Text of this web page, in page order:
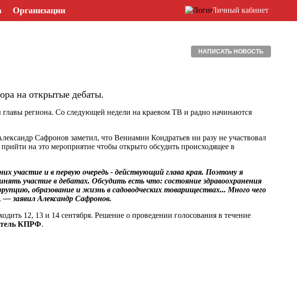
Организации Личный кабинет
НАПИСАТЬ НОВОСТЬ
на открытые дебаты.
главы региона. Со следующей недели на краевом ТВ и радио начинаются
Сафронов заметил, что Вениамин Кондратьев ни разу не участвовал
на это мероприятие чтобы открыто обсудить происходящее в
участие и в первую очередь - действующий глава края. Поэтому я
участие в дебатах. Обсудить есть что: состояние здравоохранения
образование и жизнь в садоводческих товариществах... Много чего
— заявил Александр Сафронов.
12, 13 и 14 сентября. Решение о проведении голосования в течение
КПРФ.